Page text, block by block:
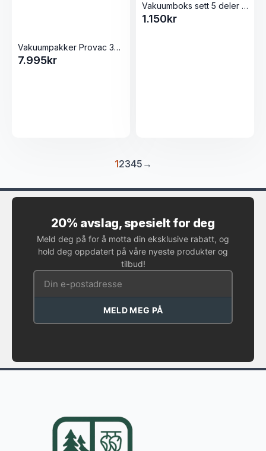
Vakuumpakker Provac 360 med dobbel sveiselist
7.995kr
Vakuumboks sett 5 deler M/ Elektriskpumpe Blank
1.150kr
12345 →
20% avslag, spesielt for deg
Meld deg på for å motta din eksklusive rabatt, og
hold deg oppdatert på våre nyeste produkter og
tilbud!
MELD MEG PÅ